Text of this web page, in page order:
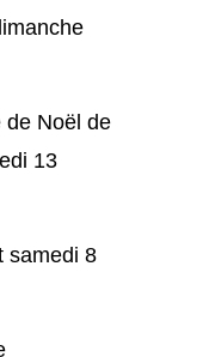
de Noël de
13
samedi 8